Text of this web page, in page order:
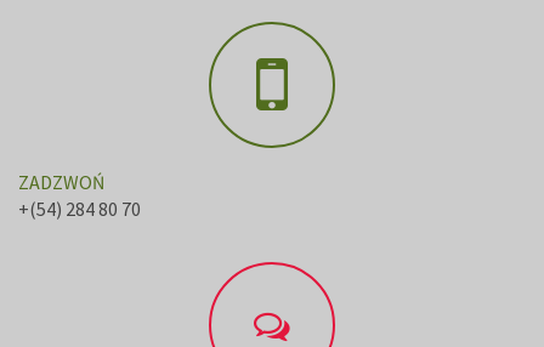
ZADZWOŃ
+(54) 284 80 70